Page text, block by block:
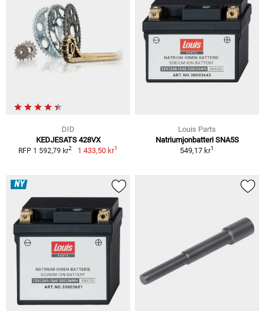
DID
KEDJESATS 428VX
RFP 1 592,79 kr2 1 433,50 kr1
Louis Parts
Natriumjonbatteri SNA5S
549,17 kr1
NY